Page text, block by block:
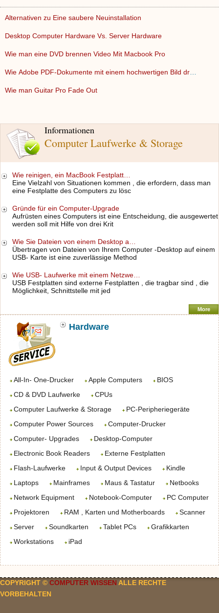
Informationen
Computer Laufwerke & Storage
Wie reinigen, ein MacBook Festplatt…
Eine Vielzahl von Situationen kommen , die erfordern, dass man
eine Festplatte des Computers zu lösc
Gründe für ein Computer-Upgrade
Aufrüsten eines Computers ist eine Entscheidung, die ausgewertet
werden soll mit Hilfe von drei Krit
Wie Sie Dateien von einem Desktop a…
Übertragen von Dateien von Ihrem Computer -Desktop auf einem
USB- Karte ist eine zuverlässige Method
Wie USB- Laufwerke mit einem Netzwe…
USB Festplatten sind externe Festplatten , die tragbar sind , die
Möglichkeit, Schnittstelle mit jed
More
Hardware
All-In- One-Drucker Apple Computers
BIOS
CD & DVD Laufwerke
CPUs
Computer Laufwerke & Storage
PC-Peripheriegeräte
Computer Power Sources
Computer-Drucker
Computer- Upgrades
Desktop-Computer
Electronic Book Readers
Externe Festplatten
Flash-Laufwerke
Input & Output Devices
Kindle
Laptops
Mainframes Maus & Tastatur
Netbooks
Network Equipment
Notebook-Computer
PC Computer
Projektoren
RAM , Karten und Motherboards
Scanner
Server
Soundkarten Tablet PCs
Grafikkarten
Workstations
iPad
Alternativen zu Eine saubere Neuinstallation
Desktop Computer Hardware Vs. Server Hardware
Wie man eine DVD brennen Video Mit Macbook Pro
Wie man Guitar Pro Fade Out
COPYRIGHT © COMPUTER WISSEN ALLE RECHTE
VORBEHALTEN